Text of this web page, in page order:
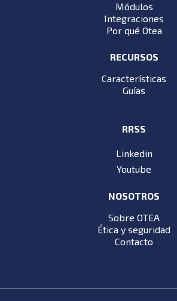
Módulos
Integraciones
Por qué Otea
RECURSOS
Características
Guías
RRSS
Linkedin
Youtube
NOSOTROS
Sobre OTEA
Ética y seguridad
Contacto